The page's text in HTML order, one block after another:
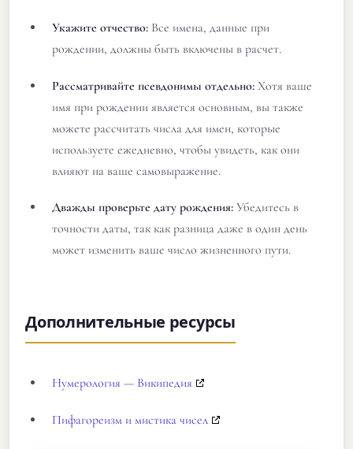
Укажите отчество: Все имена, данные при
рождении, должны быть включены в расчет.
Рассматривайте псевдонимы отдельно: Хотя ваше
имя при рождении является основным, вы также
можете рассчитать числа для имен, которые
используете ежедневно, чтобы увидеть, как они
влияют на ваше самовыражение.
Дважды проверьте дату рождения: Убедитесь в
точности даты, так как разница даже в один день
может изменить ваше число жизненного пути.
Дополнительные ресурсы
Нумерология — Википедия
Пифагореизм и мистика чисел